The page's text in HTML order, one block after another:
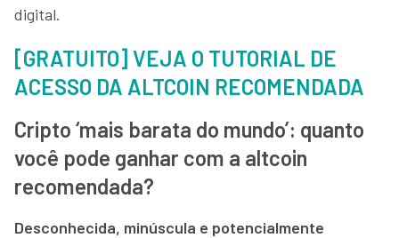
digital.
[GRATUITO] VEJA O TUTORIAL DE
ACESSO DA ALTCOIN RECOMENDADA
Cripto ‘mais barata do mundo’: quanto
você pode ganhar com a altcoin
recomendada?
Desconhecida, minúscula e potencialmente